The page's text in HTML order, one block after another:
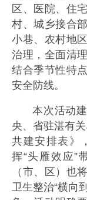
区、医院、住
村、城乡接合
小巷、农村地
治理，全面清
结合季节性特
安全防线。
本次活动
央、省驻湛有
共建安排表》
挥“头雁效应”
（市、区）也
卫生整治“横向